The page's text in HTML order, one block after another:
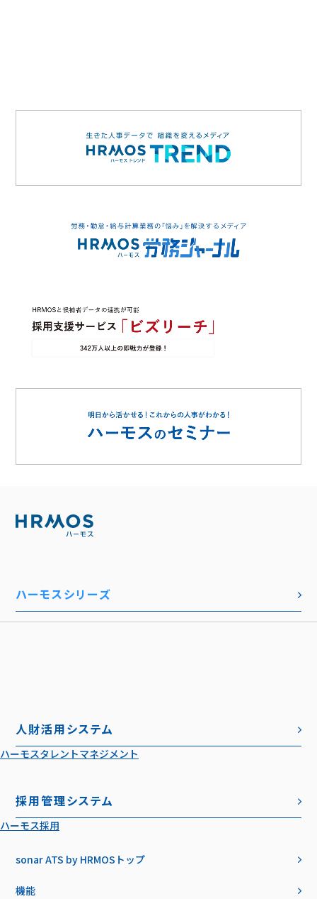
ハーモスシリーズ
人財活用システム
ハーモスタレントマネジメント
採用管理システム
ハーモス採用
sonar ATS by HRMOS トップ
機能